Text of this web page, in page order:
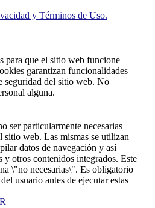
y Términos de Uso.
para que el sitio web funcione
garantizan funcionalidades
seguridad del sitio web. No
alguna.
ser particularmente necesarias
sitio web. Las mismas se utilizan
datos de navegación y así
y otros contenidos integrados. Este
\"no necesarias\". Es obligatorio
usuario antes de ejecutar estas